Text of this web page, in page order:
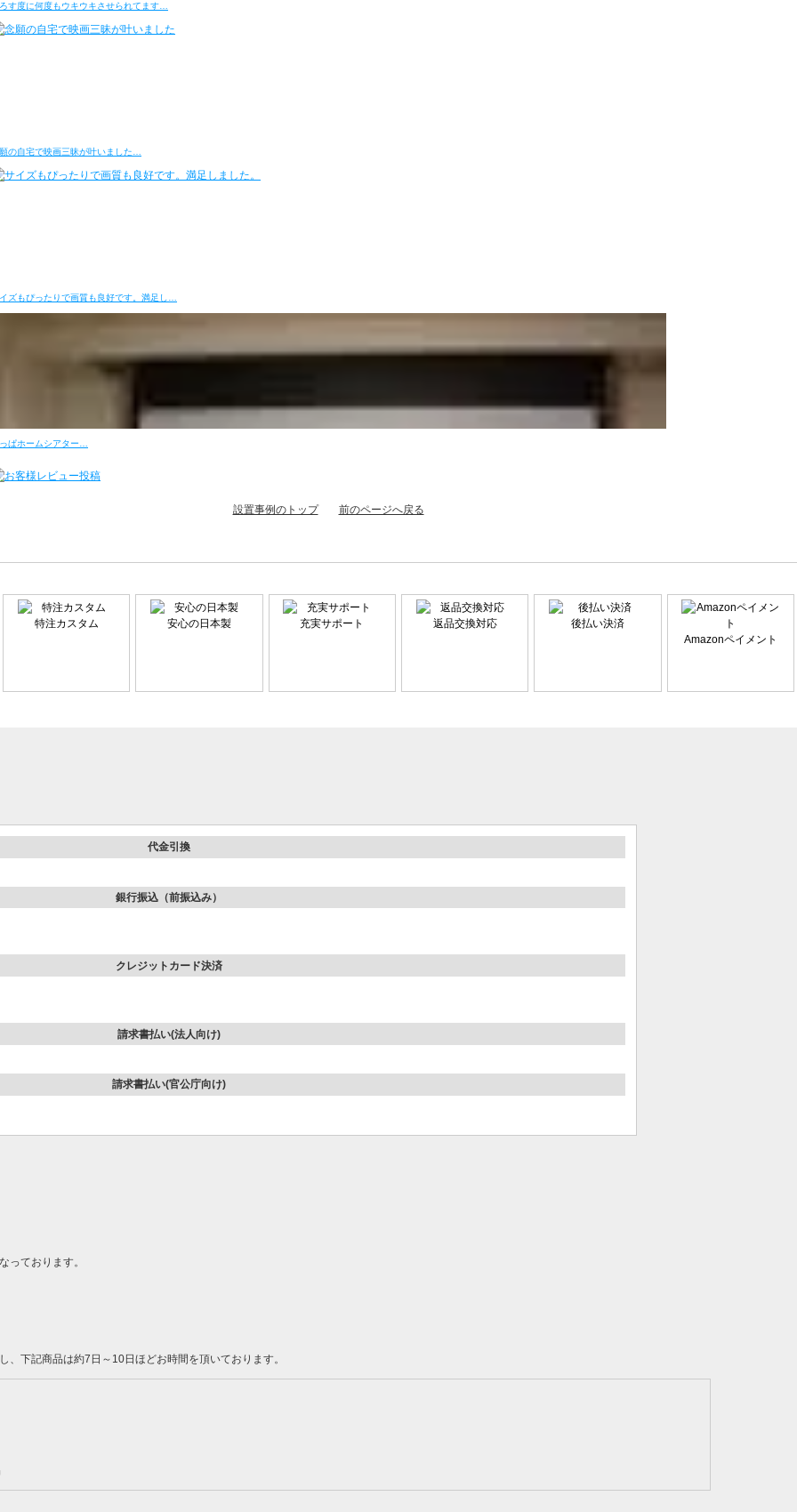
す度に何度もウキウキさせられてます…
の自宅で映画三昧が叶いました…
ズもぴったりで画質も良好です。満足し…
ぱホームシアター…
設置事例のトップ 前のページへ戻る
特注カスタム 安心の日本製 充実サポート 返品交換対応
後払い決済
Amazonペイメント
代金引換
銀行振込（前振込み）
クレジットカード決済
請求書払い(法人向け)
請求書払い(官公庁向け)
っております。
下記商品は約7日～10日ほどお時間を頂いております。